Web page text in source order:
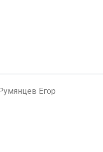
Егор